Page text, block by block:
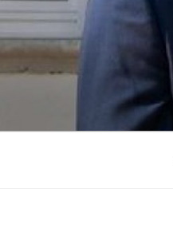
Zum
Inhalt
springen